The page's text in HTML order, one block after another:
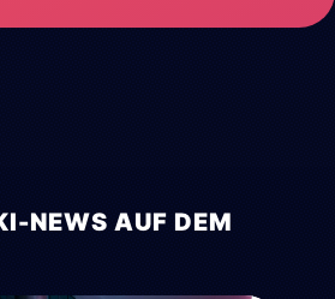
NEWS AUF DEM